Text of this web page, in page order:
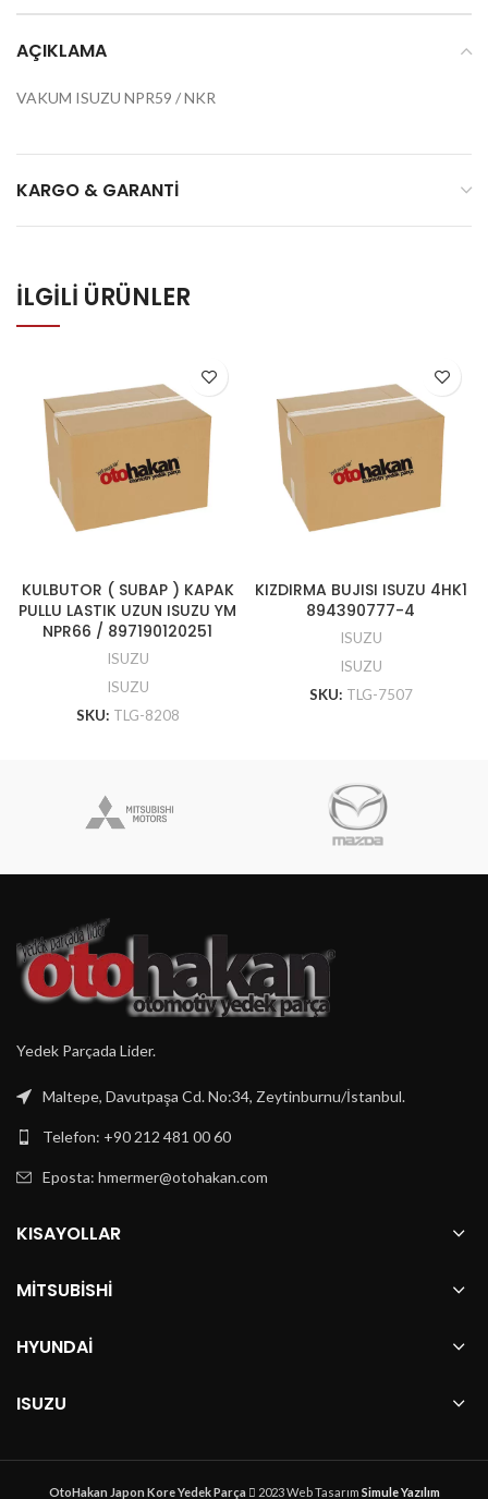
AÇIKLAMA
VAKUM ISUZU NPR59 / NKR
KARGO & GARANTI
İLGILI ÜRÜNLER
KULBUTOR ( SUBAP ) KAPAK
PULLU LASTIK UZUN ISUZU YM
NPR66 / 897190120251
ISUZU
ISUZU
SKU: TLG-8208
KIZDIRMA BUJISI ISUZU 4HK1
894390777-4
ISUZU
ISUZU
SKU: TLG-7507
Yedek Parçada Lider.
Maltepe, Davutpaşa Cd. No:34, Zeytinburnu/İstanbul.
Telefon: +90 212 481 00 60
Eposta: hmermer@otohakan.com
KISAYOLLAR
MITSUBISHI
HYUNDAI
ISUZU
OtoHakan Japon Kore Yedek Parça 2023 Web Tasarım Simule Yazılım